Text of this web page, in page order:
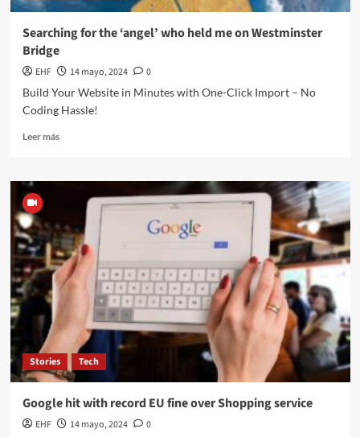
Searching for the ‘angel’ who held me on Westminster
Bridge
EHF 14 mayo, 2024
0
Build Your Website in Minutes with One-Click Import – No
Coding Hassle!
Leer más
Stories Tech
Google hit with record EU fine over Shopping service
EHF 14 mayo, 2024
0